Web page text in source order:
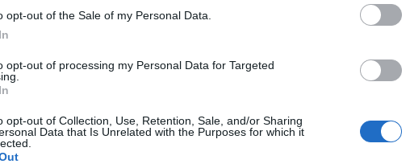
opt-out of the Sale of my Personal Data.
opt-out of processing my Personal Data for Targeted
opt-out of Collection, Use, Retention, Sale, and/or Sharing
Data that Is Unrelated with the Purposes for which it
norvégien.
langues.
pièces, par exemple, en France, Patrice Chéreau a
son pays, comme en 1996, le prix Ibsen, qui
dans l’esprit de l’écrivain qui porte le même nom,